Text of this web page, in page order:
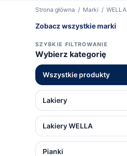
Strona główna / Marki / WELLA
Zobacz wszystkie marki
SZYBKIE FILTROWANIE
Wybierz kategorię
Wszystkie produkty
Lakiery
Lakiery WELLA
Pianki